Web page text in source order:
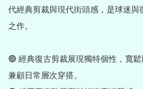
代經典剪裁與現代街頭感，是球迷與
之作。
🟢 經典復古剪裁展現獨特個性，寬
兼顧日常層次穿搭。